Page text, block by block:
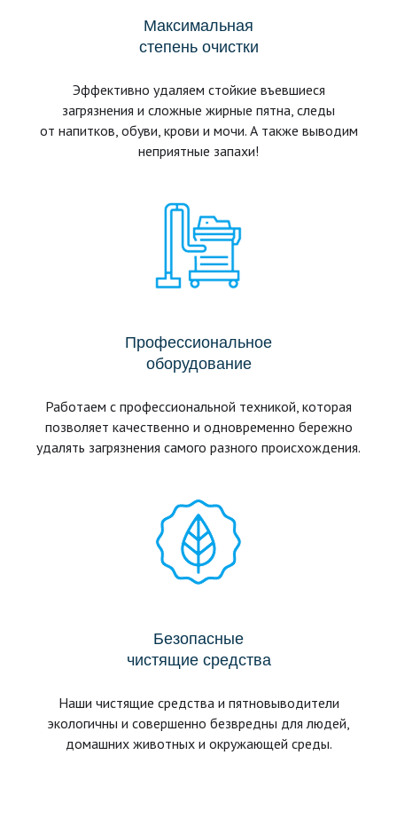
Максимальная
степень очистки
Эффективно удаляем стойкие въевшиеся
загрязнения и сложные жирные пятна, следы
от напитков, обуви, крови и мочи. А также выводим
неприятные запахи!
Профессиональное
оборудование
Работаем с профессиональной техникой, которая
позволяет качественно и одновременно бережно
удалять загрязнения самого разного происхождения.
Безопасные
чистящие средства
Наши чистящие средства и пятновыводители
экологичны и совершенно безвредны для людей,
домашних животных и окружающей среды.